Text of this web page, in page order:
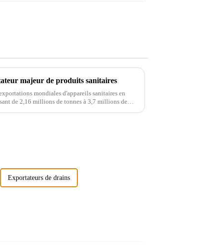
majeur de produits sanitaires
mondiales d'appareils sanitaires en
de 2,16 millions de tonnes à 3,7 millions de
Exportateurs de drains